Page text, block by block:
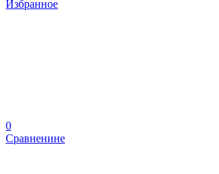
Избранное
0
Сравненине